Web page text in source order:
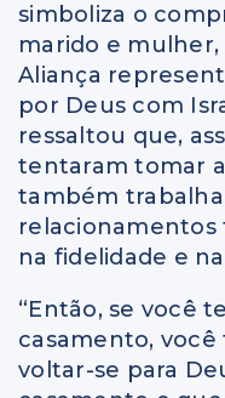
simboliza o
marido e mulher,
Aliança
por Deus com
ressaltou que,
tentaram tomar a
também
na fidelidade e
“Então, se você
casamento,
voltar-se para